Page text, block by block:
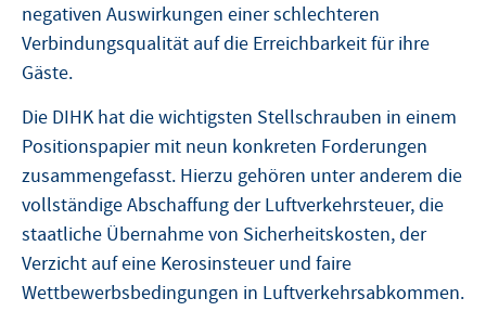
negativen Auswirkungen einer schlechteren
Verbindungsqualität auf die Erreichbarkeit für ihre
Gäste.
Die DIHK hat die wichtigsten Stellschrauben in einem
Positionspapier mit neun konkreten Forderungen
zusammengefasst. Hierzu gehören unter anderem die
vollständige Abschaffung der Luftverkehrsteuer, die
staatliche Übernahme von Sicherheitskosten, der
Verzicht auf eine Kerosinsteuer und faire
Wettbewerbsbedingungen in Luftverkehrsabkommen.